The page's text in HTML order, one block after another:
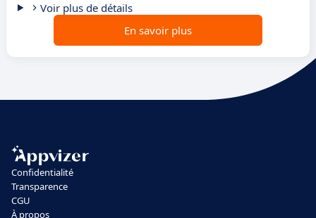
Voir plus de détails
En savoir plus
Confidentialité
Transparence
CGU
À propos